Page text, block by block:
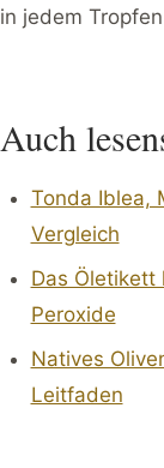
in jedem
Auch
Tonda Iblea,
Vergleich
Das Öletikett
Peroxide
Natives
Leitfaden